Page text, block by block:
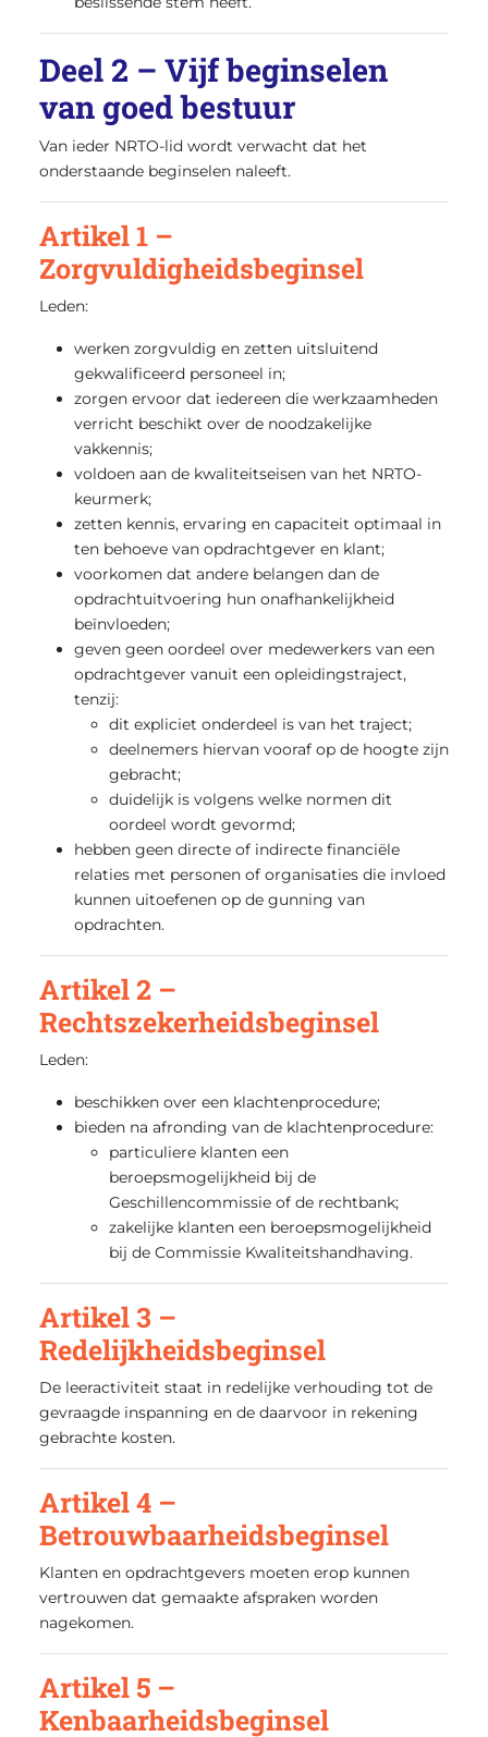
Deel 2 – Vijf beginselen
van goed bestuur
Van ieder NRTO-lid wordt verwacht dat het
onderstaande beginselen naleeft.
Artikel 1 –
Zorgvuldigheidsbeginsel
Leden:
werken zorgvuldig en zetten uitsluitend
gekwalificeerd personeel in;
zorgen ervoor dat iedereen die werkzaamheden
verricht beschikt over de noodzakelijke
vakkennis;
voldoen aan de kwaliteitseisen van het NRTO-
keurmerk;
zetten kennis, ervaring en capaciteit optimaal in
ten behoeve van opdrachtgever en klant;
voorkomen dat andere belangen dan de
opdrachtuitvoering hun onafhankelijkheid
beïnvloeden;
geven geen oordeel over medewerkers van een
opdrachtgever vanuit een opleidingstraject,
tenzij:
dit expliciet onderdeel is van het traject;
deelnemers hiervan vooraf op de hoogte zijn
gebracht;
duidelijk is volgens welke normen dit
oordeel wordt gevormd;
hebben geen directe of indirecte financiële
relaties met personen of organisaties die invloed
kunnen uitoefenen op de gunning van
opdrachten.
Artikel 2 –
Rechtszekerheidsbeginsel
Leden:
beschikken over een klachtenprocedure;
bieden na afronding van de klachtenprocedure:
particuliere klanten een
beroepsmogelijkheid bij de
Geschillencommissie of de rechtbank;
zakelijke klanten een beroepsmogelijkheid
bij de Commissie Kwaliteitshandhaving.
Artikel 3 –
Redelijkheidsbeginsel
De leeractiviteit staat in redelijke verhouding tot de
gevraagde inspanning en de daarvoor in rekening
gebrachte kosten.
Artikel 4 –
Betrouwbaarheidsbeginsel
Klanten en opdrachtgevers moeten erop kunnen
vertrouwen dat gemaakte afspraken worden
nagekomen.
Artikel 5 –
Kenbaarheidsbeginsel